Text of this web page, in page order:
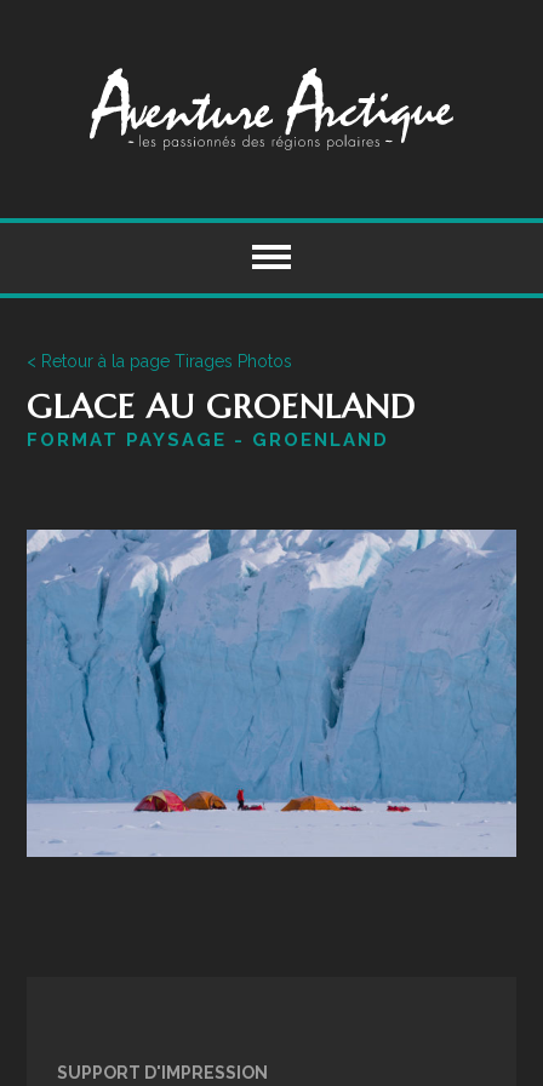
content
< Retour à la page Tirages Photos
GLACE AU GROENLAND
FORMAT PAYSAGE - GROENLAND
SUPPORT D'IMPRESSION